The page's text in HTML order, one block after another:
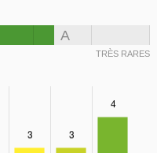
A
TRÈS RARES